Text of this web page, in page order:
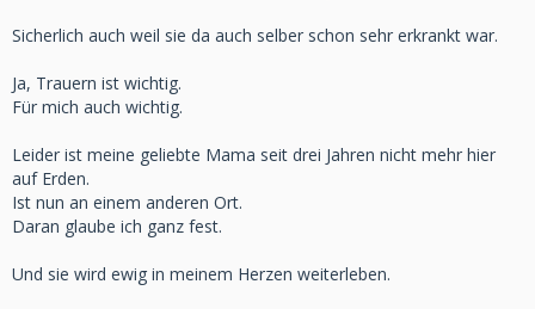
Sicherlich auch weil sie da auch selber schon sehr erkrankt war.
Ja, Trauern ist wichtig.
Für mich auch wichtig.
Leider ist meine geliebte Mama seit drei Jahren nicht mehr hier
auf Erden.
Ist nun an einem anderen Ort.
Daran glaube ich ganz fest.
Und sie wird ewig in meinem Herzen weiterleben.